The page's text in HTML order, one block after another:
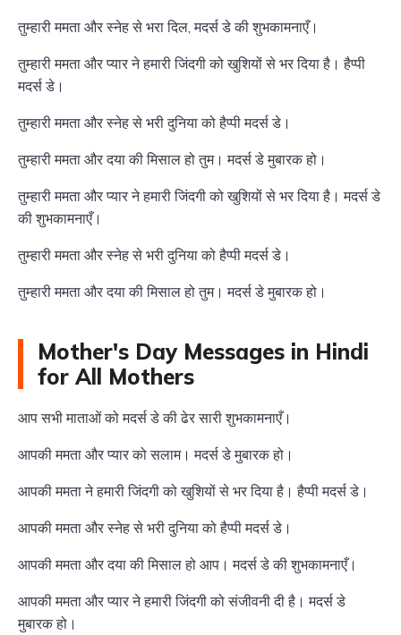
तुम्हारी ममता और स्नेह से भरा दिल, मदर्स डे की शुभकामनाएँ।
तुम्हारी ममता और प्यार ने हमारी जिंदगी को खुशियों से भर दिया है। हैप्पी
मदर्स डे।
तुम्हारी ममता और स्नेह से भरी दुनिया को हैप्पी मदर्स डे।
तुम्हारी ममता और दया की मिसाल हो तुम। मदर्स डे मुबारक हो।
तुम्हारी ममता और प्यार ने हमारी जिंदगी को खुशियों से भर दिया है। मदर्स डे
की शुभकामनाएँ।
तुम्हारी ममता और स्नेह से भरी दुनिया को हैप्पी मदर्स डे।
तुम्हारी ममता और दया की मिसाल हो तुम। मदर्स डे मुबारक हो।
Mother's Day Messages in Hindi
for All Mothers
आप सभी माताओं को मदर्स डे की ढेर सारी शुभकामनाएँ।
आपकी ममता और प्यार को सलाम। मदर्स डे मुबारक हो।
आपकी ममता ने हमारी जिंदगी को खुशियों से भर दिया है। हैप्पी मदर्स डे।
आपकी ममता और स्नेह से भरी दुनिया को हैप्पी मदर्स डे।
आपकी ममता और दया की मिसाल हो आप। मदर्स डे की शुभकामनाएँ।
आपकी ममता और प्यार ने हमारी जिंदगी को संजीवनी दी है। मदर्स डे
मुबारक हो।